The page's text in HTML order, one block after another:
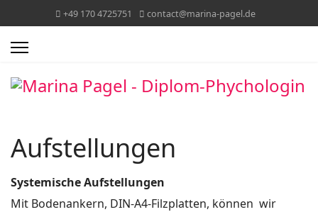
+49 170 4725751 contact@marina-pagel.de
Aufstellungen
Systemische Aufstellungen
Mit Bodenankern, DIN-A4-Filzplatten, können wir